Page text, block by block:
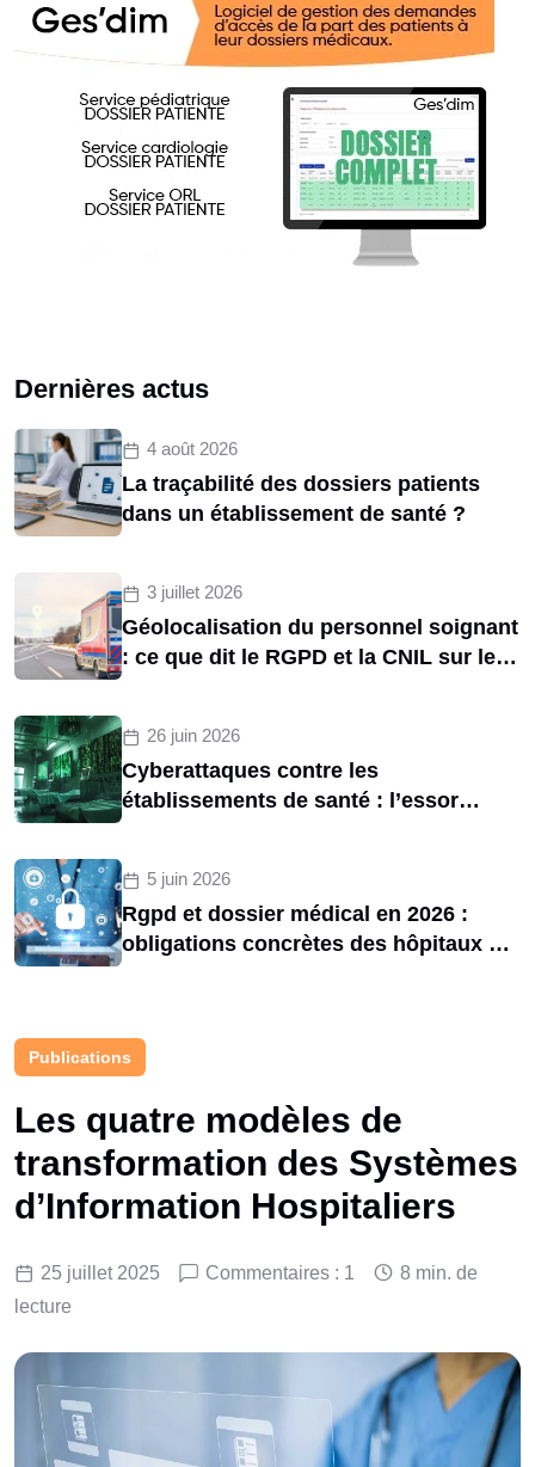
Publications
Les quatre modèles de
transformation des Systèmes
d’Information Hospitaliers
25 juillet 2025 Commentaires : 1
8 min. de
lecture
Dernières actus
4 août 2026
La traçabilité des dossiers patients
dans un établissement de santé ?
3 juillet 2026
Géolocalisation du personnel soignant
: ce que dit le RGPD et la CNIL sur le
26 juin 2026
Cyberattaques contre les
établissements de santé : l’essor
5 juin 2026
Rgpd et dossier médical en 2026 :
obligations concrètes des hôpitaux et